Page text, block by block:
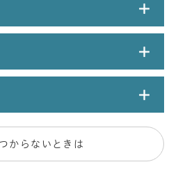
からないときは